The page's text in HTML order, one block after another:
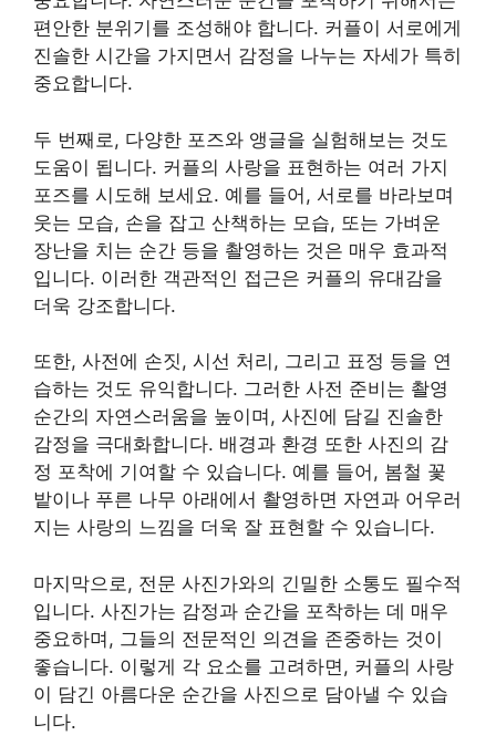
편안한 분위기를 조성해야 합니다. 커플이 서로에게
진솔한 시간을 가지면서 감정을 나누는 자세가 특히
중요합니다.
두 번째로, 다양한 포즈와 앵글을 실험해보는 것도
도움이 됩니다. 커플의 사랑을 표현하는 여러 가지
포즈를 시도해 보세요. 예를 들어, 서로를 바라보며
웃는 모습, 손을 잡고 산책하는 모습, 또는 가벼운
장난을 치는 순간 등을 촬영하는 것은 매우 효과적
입니다. 이러한 객관적인 접근은 커플의 유대감을
더욱 강조합니다.
또한, 사전에 손짓, 시선 처리, 그리고 표정 등을 연
습하는 것도 유익합니다. 그러한 사전 준비는 촬영
순간의 자연스러움을 높이며, 사진에 담길 진솔한
감정을 극대화합니다. 배경과 환경 또한 사진의 감
정 포착에 기여할 수 있습니다. 예를 들어, 봄철 꽃
밭이나 푸른 나무 아래에서 촬영하면 자연과 어우러
지는 사랑의 느낌을 더욱 잘 표현할 수 있습니다.
마지막으로, 전문 사진가와의 긴밀한 소통도 필수적
입니다. 사진가는 감정과 순간을 포착하는 데 매우
중요하며, 그들의 전문적인 의견을 존중하는 것이
좋습니다. 이렇게 각 요소를 고려하면, 커플의 사랑
이 담긴 아름다운 순간을 사진으로 담아낼 수 있습
니다.